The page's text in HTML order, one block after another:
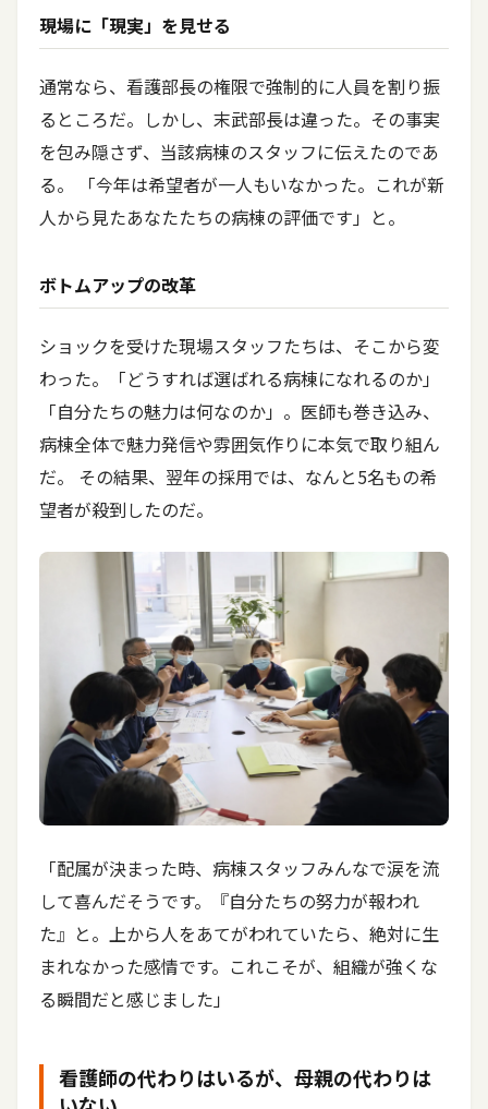
現場に「現実」を見せる
通常なら、看護部長の権限で強制的に人員を割り振
るところだ。しかし、末武部長は違った。その事実
を包み隠さず、当該病棟のスタッフに伝えたのであ
る。 「今年は希望者が一人もいなかった。これが新
人から見たあなたたちの病棟の評価です」と。
ボトムアップの改革
ショックを受けた現場スタッフたちは、そこから変
わった。「どうすれば選ばれる病棟になれるのか」
「自分たちの魅力は何なのか」。医師も巻き込み、
病棟全体で魅力発信や雰囲気作りに本気で取り組ん
だ。 その結果、翌年の採用では、なんと5名もの希
望者が殺到したのだ。
「配属が決まった時、病棟スタッフみんなで涙を流
して喜んだそうです。『自分たちの努力が報われ
た』と。上から人をあてがわれていたら、絶対に生
まれなかった感情です。これこそが、組織が強くな
る瞬間だと感じました」
看護師の代わりはいるが、母親の代わりは